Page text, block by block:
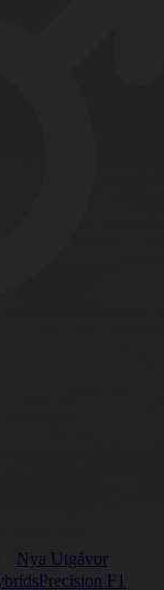
Nya Utgåvor
Precision F1